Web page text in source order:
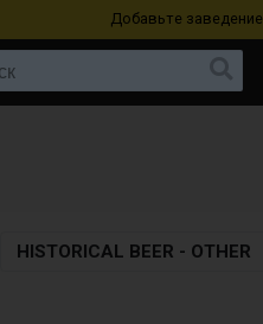
Добавьте заведение
HISTORICAL BEER - OTHER